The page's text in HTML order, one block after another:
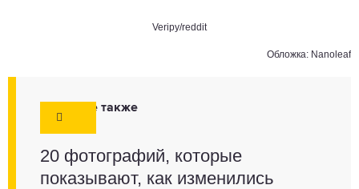
Veripy/reddit
Обложка: Nanoleaf
Смотрите также
20 фотографий, которые
показывают, как изменились